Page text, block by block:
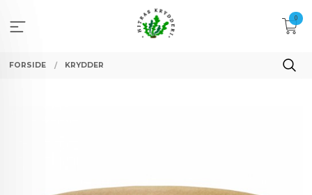
innholdet
0
FORSIDE KRYDDER